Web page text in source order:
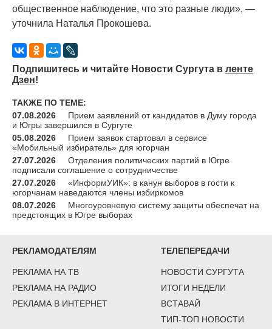
общественное наблюдение, что это разные люди», —
уточнила Наталья Прокошева.
Подпишитесь и читайте Новости Сургута в ленте
Дзен!
ТАКЖЕ ПО ТЕМЕ:
07.08.2026
Прием заявлений от кандидатов в Думу города
и Югры завершился в Сургуте
05.08.2026
Прием заявок стартовал в сервисе
«Мобильный избиратель» для югорчан
27.07.2026
Отделения политических партий в Югре
подписали соглашение о сотрудничестве
27.07.2026
«ИнформУИК»: в канун выборов в гости к
югорчанам наведаются члены избиркомов
08.07.2026
Многоуровневую систему защиты обеспечат на
предстоящих в Югре выборах
РЕКЛАМОДАТЕЛЯМ
РЕКЛАМА НА ТВ
РЕКЛАМА НА РАДИО
РЕКЛАМА В ИНТЕРНЕТ
ТЕЛЕПЕРЕДАЧИ
НОВОСТИ СУРГУТА
ИТОГИ НЕДЕЛИ
ВСТАВАЙ
ТИП-ТОП НОВОСТИ